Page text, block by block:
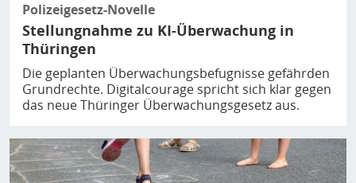
Polizeigesetz-Novelle
Stellungnahme zu KI-Überwachung in
Thüringen
Die geplanten Überwachungsbefugnisse gefährden
Grundrechte. Digitalcourage spricht sich klar gegen
das neue Thüringer Überwachungsgesetz aus.
Bild